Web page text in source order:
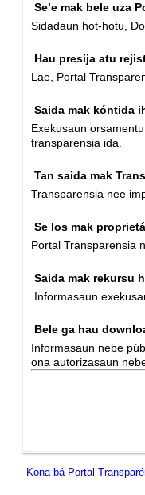
Se’e mak bele uza
Sidadaun hot-hotu,
Hau presija atu
Lae, Portal
Saida mak kóntida
Exekusaun
transparensia ida.
Tan saida mak
Transparensia nee
Se los mak
Portal Transparensia
Saida mak rekursu
Informasaun
Bele ga hau
Informasaun nebe
ona autorizasaun
Kona-bá Portal